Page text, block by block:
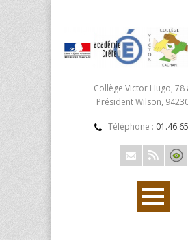
Collège Victor Hugo, 78
Président Wilson,
Téléphone :